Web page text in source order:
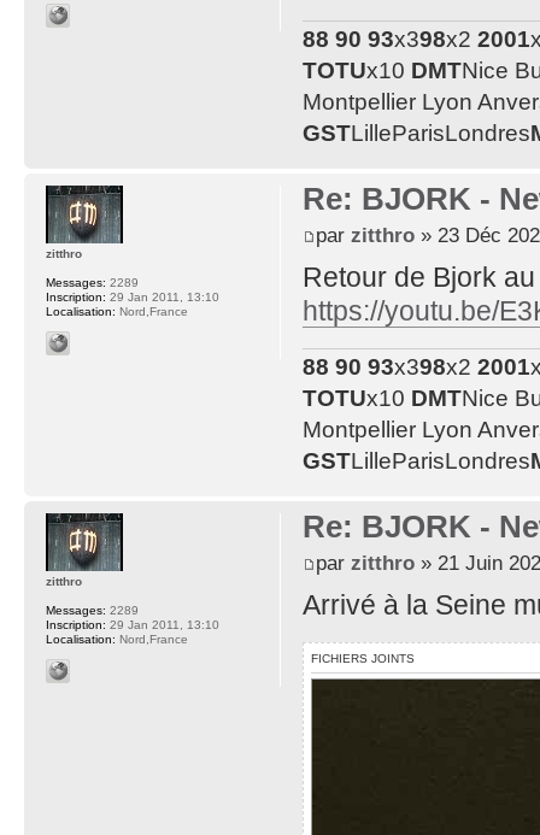
88 90 93x398x2 2001
TOTUx10 DMTNice
Montpellier Lyon
GSTLilleParisLondres
Re: BJORK -
par zitthro» 23 Déc
Retour de Bjork
https://youtu.be/
88 90 93x398x2 2001
TOTUx10 DMTNice
Montpellier Lyon
GSTLilleParisLondres
zitthro
Messages: 2289
Inscription: 29 Jan 2011, 13:10
Localisation: Nord,France
Re: BJORK -
par zitthro» 21 Juin
Arrivé à la Seine
FICHIERS JOINTS
zitthro
Messages: 2289
Inscription: 29 Jan 2011, 13:10
Localisation: Nord,France